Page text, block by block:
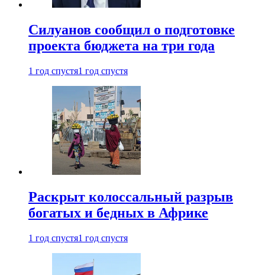
Силуанов сообщил о подготовке
проекта бюджета на три года
1 год спустя1 год спустя
Раскрыт колоссальный разрыв
богатых и бедных в Африке
1 год спустя1 год спустя